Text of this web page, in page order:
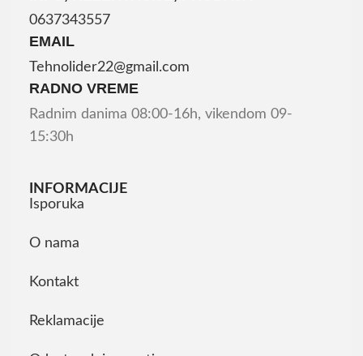
0637343557
EMAIL
Tehnolider22@gmail.com
RADNO VREME
Radnim danima 08:00-16h, vikendom 09-
15:30h
INFORMACIJE
Isporuka
O nama
Kontakt
Reklamacije